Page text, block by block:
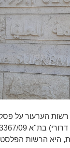
הערעור על
הרשות